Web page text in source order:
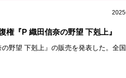
権『P 織田信奈の野望 下剋上』
野望 下剋上』の販売を発表した。全